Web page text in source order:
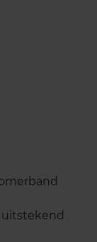
uitstekend